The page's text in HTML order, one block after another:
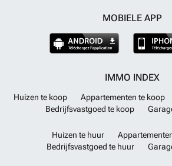
MOBIELE APP
IMMO INDEX
Huizen te koop Appartementen te koop
Bedrijfsvastgoed te koop
Huizen te huur
Bedrijfsvastgoed te huur